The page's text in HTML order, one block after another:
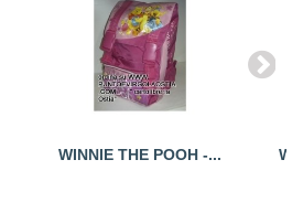
WINNIE THE POOH -...